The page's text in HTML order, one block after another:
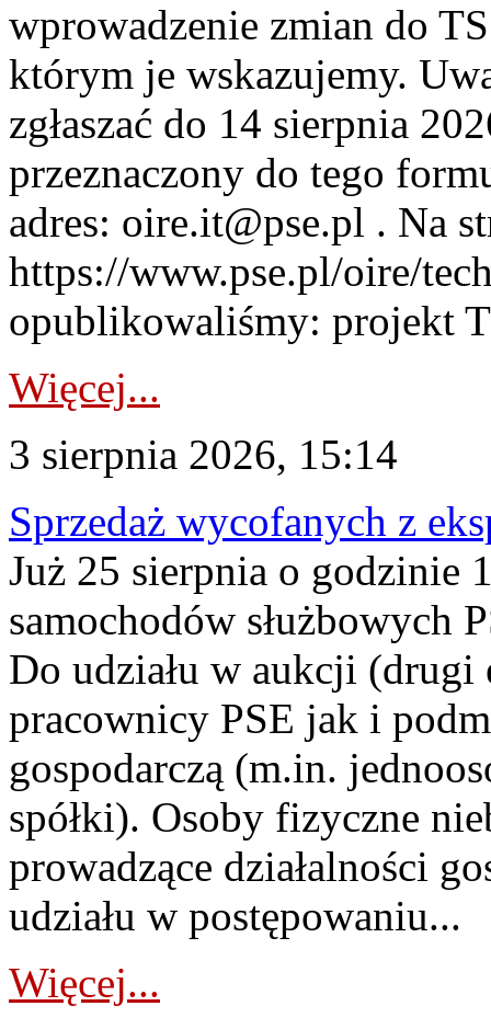
wprowadzenie zmian do
którym je wskazujemy.
zgłaszać do 14 sierpnia
przeznaczony do tego
adres: oire.it@pse.pl . Na
https://www.pse.pl/oire/
opublikowaliśmy: projekt
Więcej...
3 sierpnia 2026, 15:14
Sprzedaż wycofanych z
Już 25 sierpnia o godzinie
samochodów służbowych
Do udziału w aukcji (drugi
pracownicy PSE jak i
gospodarczą (m.in.
spółki). Osoby fizyczne
prowadzące działalności
udziału w postępowaniu...
Więcej...